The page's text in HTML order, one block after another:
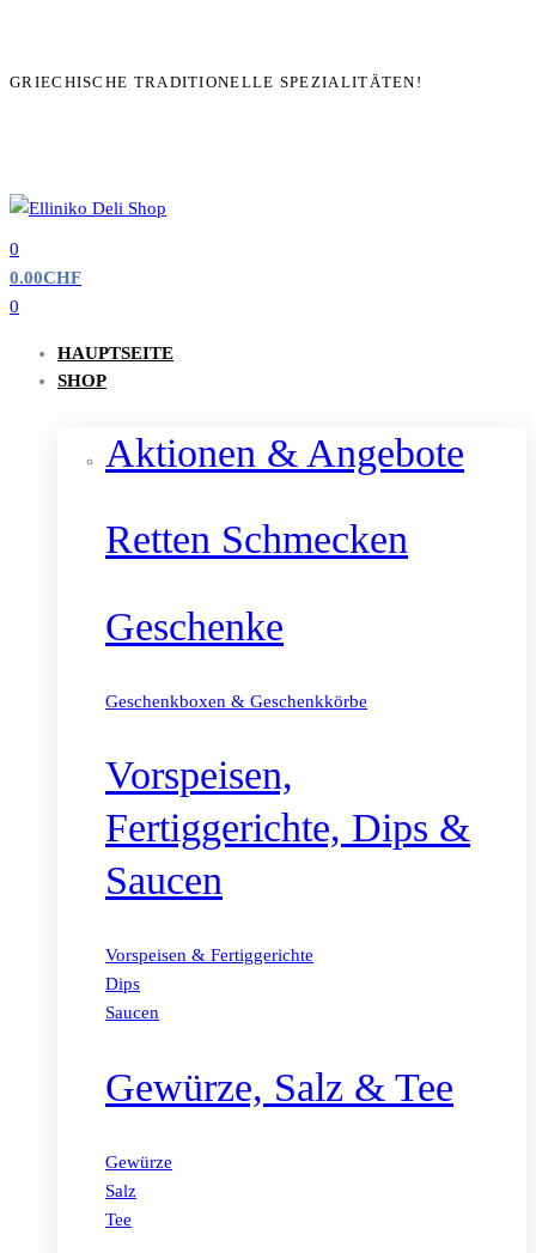
GRIECHISCHE TRADITIONELLE SPEZIALITÄTEN!
0
0.00CHF
0
HAUPTSEITE
SHOP
Aktionen & Angebote
Retten Schmecken
Geschenke
Geschenkboxen & Geschenkkörbe
Vorspeisen,
Fertiggerichte, Dips &
Saucen
Vorspeisen & Fertiggerichte
Dips
Saucen
Gewürze, Salz & Tee
Gewürze
Salz
Tee